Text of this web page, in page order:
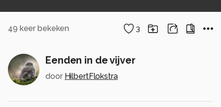
49 keer bekeken 3
Eenden in de vijver
door HilbertFlokstra